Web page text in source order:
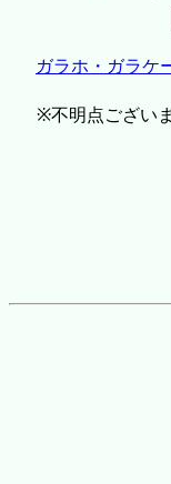
ガラホ・ガラケ
※不明点ござい